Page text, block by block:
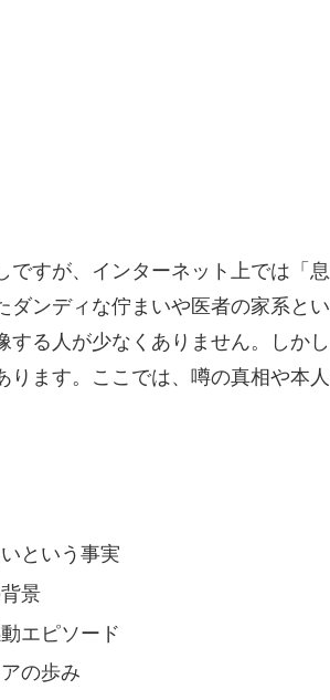
すが、インターネット上では「
ンディな佇まいや医者の家系と
する人が少なくありません。しか
ます。ここでは、噂の真相や本
という事実
景
エピソード
の歩み